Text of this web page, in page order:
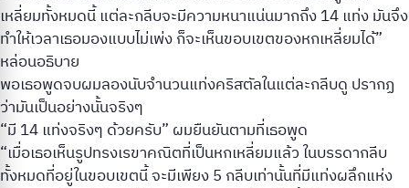
เหลี่ยมทั้งหมดนี้ แต่ละกลีบจะมีความหนาแน่นมากถึง 14 แท่ง มันจึง
ทำให้เวลาเธอมองแบบไม่เพ่ง ก็จะเห็นขอบเขตของหกเหลี่ยมได้”
หล่อนอธิบาย
พอเธอพูดจบผมลองนับจำนวนแท่งคริสตัลในแต่ละกลีบดู ปรากฏ
ว่ามันเป็นอย่างนั้นจริงๆ
“มี 14 แท่งจริงๆ ด้วยครับ” ผมยืนยันตามที่เธอพูด
“เมื่อเธอเห็นรูปทรงเรขาคณิตที่เป็นหกเหลี่ยมแล้ว ในบรรดากลีบ
ทั้งหมดที่อยู่ในขอบเขตนี้ จะมีเพียง 5 กลีบเท่านั้นที่มีแท่งผลึกแห่ง